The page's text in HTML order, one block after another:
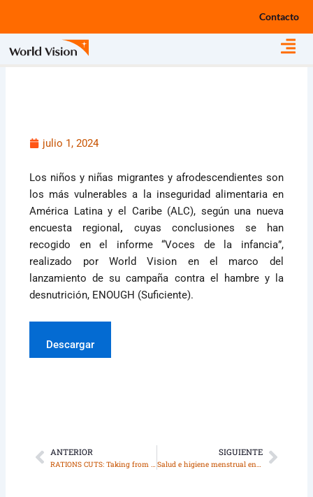
Contacto
julio 1, 2024
Los niños y niñas migrantes y afrodescendientes son
los más vulnerables a la inseguridad alimentaria en
América Latina y el Caribe (ALC), según una nueva
encuesta regional , cuyas conclusiones se han
recogido en el informe “Voces de la infancia”,
realizado por World Vision en el marco del
lanzamiento de su campaña contra el hambre y la
desnutrición, ENOUGH (Suficiente).
Descargar
AntANTERIOR SIGUIENTE